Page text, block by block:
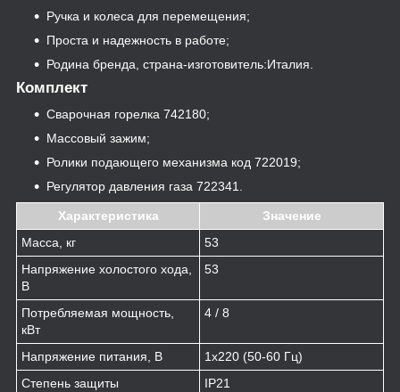
Ручка и колеса для перемещения;
Проста и надежность в работе;
Родина бренда, страна-изготовитель:Италия.
Комплект
Сварочная горелка 742180;
Массовый зажим;
Ролики подающего механизма код 722019;
Регулятор давления газа 722341.
Характеристика
Значение
Масса, кг
53
Напряжение холостого хода,
В
53
Потребляемая мощность,
кВт
4 / 8
Напряжение питания, В
1х220 (50-60 Гц)
Степень защиты
IP21